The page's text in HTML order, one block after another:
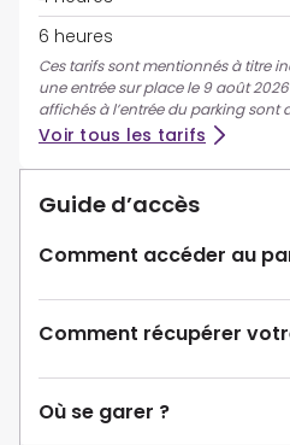
6 heures
Ces tarifs sont mentionnés à titre
une entrée sur place le 9 août
affichés à l’entrée du parking sont
Voir tous les tarifs
Guide d’accès
Comment accéder au
Comment récupérer
Où se garer ?